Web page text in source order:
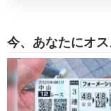
今、あなたにオス